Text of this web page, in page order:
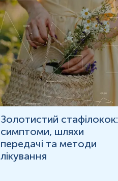
Золотистий стафілокок:
симптоми, шляхи
передачі та методи
лікування